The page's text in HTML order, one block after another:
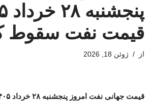
قیمت نفت سقوط
از ژوئن 18, 2026